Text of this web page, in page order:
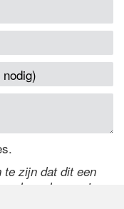
te zijn dat dit een
code over in